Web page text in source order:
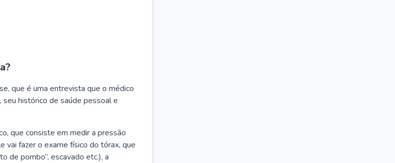
que é uma entrevista que o médico
seu histórico de saúde pessoal e
que consiste em medir a pressão
vai fazer o exame físico do tórax, que
de pombo”, escavado etc.), a